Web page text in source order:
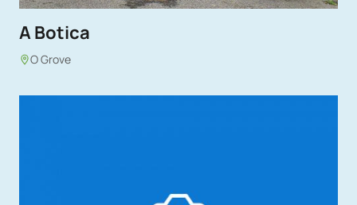
A Botica
O Grove